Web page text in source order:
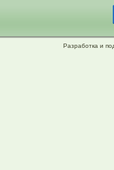
Разработка и